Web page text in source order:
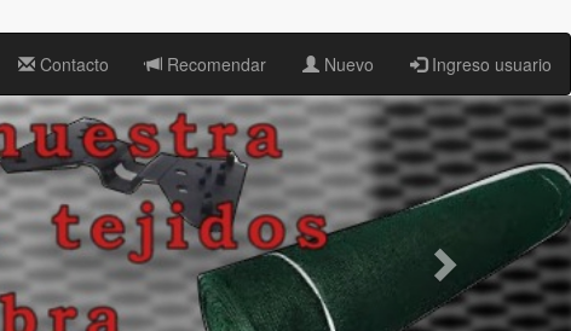
Contacto Recomendar Nuevo Ingreso usuario